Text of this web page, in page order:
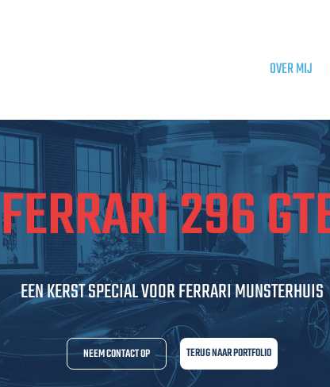
OVER MIJ
FERRARI 296
EEN KERST SPECIAL VOOR FERRARI MUNSTERHUIS
NEEM CONTACT OP TERUG NAAR PORTFOLIO